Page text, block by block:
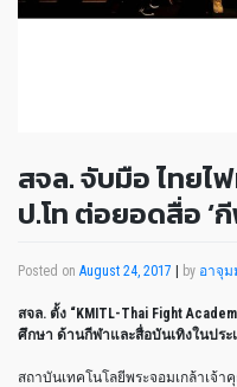
สจล. จับมือ ไทยไ
ป.โท ต่อยอดสื่อ ‘
Posted on August 24, 2017 | by อาจุม
สจล. ตั้ง “KMITL-Thai Fight
ศึกษา ด้านกีฬาและสื่อบันเทิงในประ
สถาบันเทคโนโลยีพระจอมเกล้าเจ้